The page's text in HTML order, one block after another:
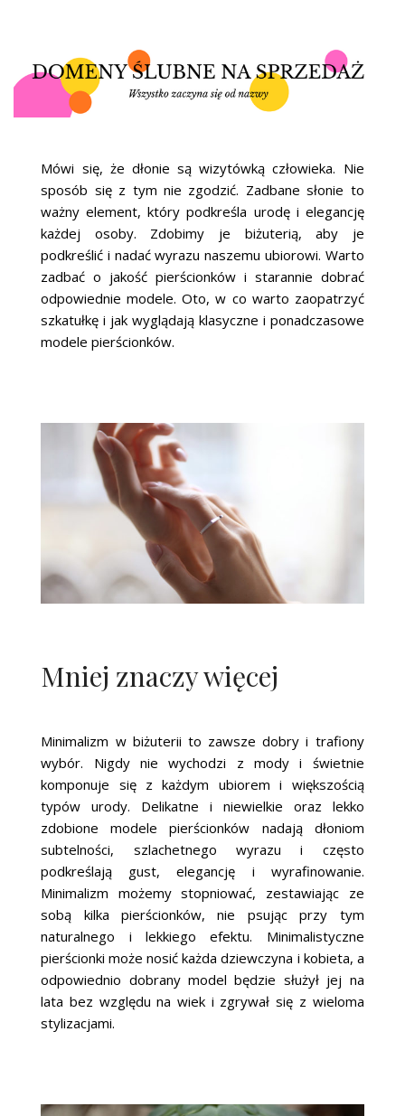
Mówi się, że dłonie są wizytówką człowieka. Nie
sposób się z tym nie zgodzić. Zadbane słonie to
ważny element, który podkreśla urodę i elegancję
każdej osoby. Zdobimy je biżuterią, aby je
podkreślić i nadać wyrazu naszemu ubiorowi. Warto
zadbać o jakość pierścionków i starannie dobrać
odpowiednie modele. Oto, w co warto zaopatrzyć
szkatułkę i jak wyglądają klasyczne i ponadczasowe
modele pierścionków.
Mniej znaczy więcej
Minimalizm w biżuterii to zawsze dobry i trafiony
wybór. Nigdy nie wychodzi z mody i świetnie
komponuje się z każdym ubiorem i większością
typów urody. Delikatne i niewielkie oraz lekko
zdobione modele pierścionków nadają dłoniom
subtelności, szlachetnego wyrazu i często
podkreślają gust, elegancję i wyrafinowanie.
Minimalizm możemy stopniować, zestawiając ze
sobą kilka pierścionków, nie psując przy tym
naturalnego i lekkiego efektu. Minimalistyczne
pierścionki może nosić każda dziewczyna i kobieta, a
odpowiednio dobrany model będzie służył jej na
lata bez względu na wiek i zgrywał się z wieloma
stylizacjami.